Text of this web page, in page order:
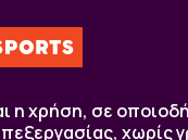
η χρήση, σε
χωρίς